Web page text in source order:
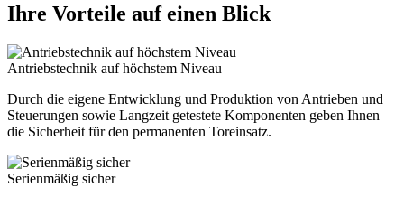
Ihre Vorteile auf einen Blick
Antriebstechnik auf höchstem Niveau
Durch die eigene Entwicklung und Produktion von Antrieben und
Steuerungen sowie Langzeit getestete Komponenten geben Ihnen
die Sicherheit für den permanenten Toreinsatz.
Serienmäßig sicher